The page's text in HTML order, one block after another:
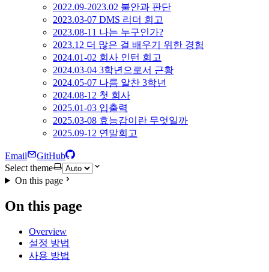
2022.09-2023.02 불안과 판단
2023.03-07 DMS 리더 회고
2023.08-11 나는 누구인가?
2023.12 더 많은 걸 배우기 위한 경험
2024.01-02 회사 인턴 회고
2024.03-04 3학년으로서 근황
2024.05-07 나름 알찬 3학년
2024.08-12 첫 회사
2025.01-03 입출력
2025.03-08 효능감이란 무엇일까
2025.09-12 연말회고
Email
GitHub
Select theme
On this page
On this page
Overview
설정 방법
사용 방법